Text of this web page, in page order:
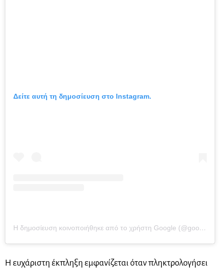
Δείτε αυτή τη δημοσίευση στο Instagram.
Η δημοσίευση κοινοποιήθηκε από το χρήστη Google (@google)
Η ευχάριστη έκπληξη εμφανίζεται όταν πληκτρολογήσει